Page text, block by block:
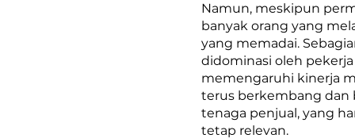
Namun, meskipun
banyak orang yang
yang memadai.
didominasi oleh
memengaruhi kinerja
terus berkembang dan
tenaga penjual, yang
tetap relevan.